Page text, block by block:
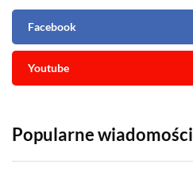
Facebook
Youtube
Popularne wiadomości